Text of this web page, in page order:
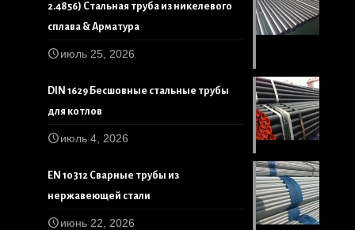
2.4856) Стальная труба из никелевого
сплава & Арматура
июль 25, 2026
DIN 1629 Бесшовные стальные трубы
для котлов
июль 4, 2026
EN 10312 Сварные трубы из
нержавеющей стали
июнь 22, 2026